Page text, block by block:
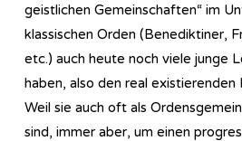
geistlichen Gemeinschaften“ im
klassischen Orden (Benediktiner,
etc.) auch heute noch viele junge
haben, also den real existierenden
Weil sie auch oft als
sind, immer aber, um einen